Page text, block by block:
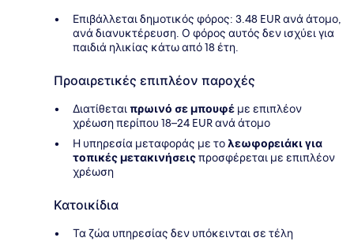
Επιβάλλεται δημοτικός φόρος: 3.48 EUR ανά άτομο,
ανά διανυκτέρευση. Ο φόρος αυτός δεν ισχύει για
παιδιά ηλικίας κάτω από 18 έτη.
Προαιρετικές επιπλέον παροχές
Διατίθεταιπρωινό σε μπουφέ με επιπλέον
χρέωση περίπου 18–24 EUR ανά άτομο
Η υπηρεσία μεταφοράς με τολεωφορειάκι για
τοπικές μετακινήσειςπροσφέρεται με επιπλέον
χρέωση
Κατοικίδια
Τα ζώα υπηρεσίας δεν υπόκεινται σε τέλη